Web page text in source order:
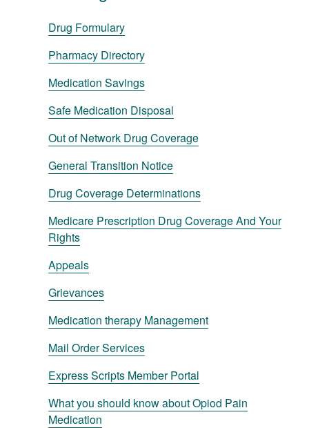
Drug Formulary
Pharmacy Directory
Medication Savings
Safe Medication Disposal
Out of Network Drug Coverage
General Transition Notice
Drug Coverage Determinations
Medicare Prescription Drug Coverage And Your
Rights
Appeals
Grievances
Medication therapy Management
Mail Order Services
Express Scripts Member Portal
What you should know about Opiod Pain
Medication